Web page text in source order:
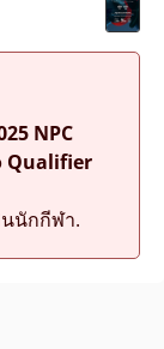
NPC
Qualifier
นักกีฬา.